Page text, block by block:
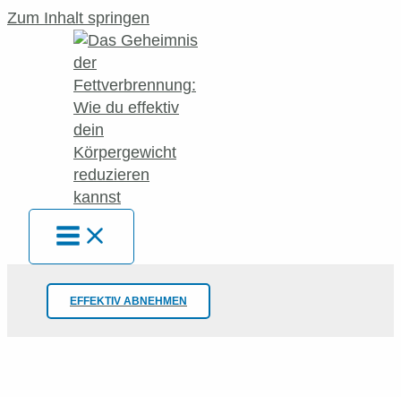
Zum Inhalt springen
EFFEKTIV ABNEHMEN